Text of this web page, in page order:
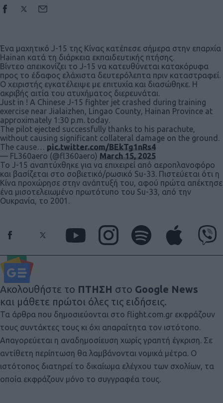
Ένα μαχητικό J-15 της Κίνας κατέπεσε σήμερα στην επαρχία
Hainan κατά τη διάρκεια εκπαιδευτικής πτήσης.
Βίντεο απεικονίζει το J-15 να κατευθύνεται κατακόρυφα
προς το έδαφος ελάχιστα δευτερόλεπτα πριν καταστραφεί.
Ο χειριστής εγκατέλειψε με επιτυχία και διασώθηκε. Η
ακριβής αιτία του ατυχήματος διερευνάται.
Just in ! A Chinese J-15 fighter jet crashed during training
exercise near Jialaizhen, Lingao County, Hainan Province at
approximately 1:30 p.m. today.
The pilot ejected successfully thanks to his parachute,
without causing significant collateral damage on the ground.
The cause… pic.twitter.com/BEkTg1nRs4
— FL360aero (@fl360aero) March 15, 2025
Το J-15 αναπτύχθηκε για να επιχειρεί από αεροπλανοφόρο
και βασίζεται στο σοβιετικό/ρωσικό Su-33. Πιστεύεται ότι η
Κίνα προχώρησε στην ανάπτυξή του, αφού πρώτα απέκτησε
ένα μισοτελειωμένο πρωτότυπο του Su-33, από την
Ουκρανία, το 2001.
Ακολουθήστε το ΠΤΗΣΗ στο Google News
και μάθετε πρώτοι όλες τις ειδήσεις.
Τα άρθρα που δημοσιεύονται στο flight.com.gr εκφράζουν
τους συντάκτες τους κι όχι απαραίτητα τον ιστότοπο.
Απαγορεύεται η αναδημοσίευση χωρίς γραπτή έγκριση. Σε
αντίθετη περίπτωση θα λαμβάνονται νομικά μέτρα. Ο
ιστότοπος διατηρεί το δικαίωμα ελέγχου των σχολίων, τα
οποία εκφράζουν μόνο το συγγραφέα τους.